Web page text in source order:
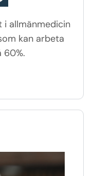
i allmänmedicin
kan arbeta
60%.